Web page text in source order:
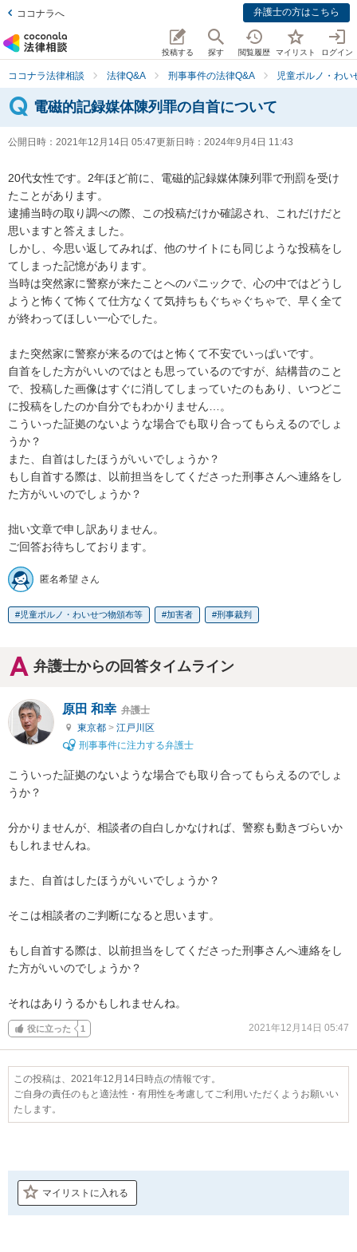
ココナラへ 弁護士の方はこちら
投稿する 探す 閲覧履歴 マイリスト ログイン
ココナラ法律相談 法律Q&A 刑事事件の法律Q&A 児童ポルノ・わ
電磁的記録媒体陳列罪の自首について
公開日時： 2021年12月14日 05:47更新日時： 2024年9月4日 11:43
20代女性です。2年ほど前に、電磁的記録媒体陳列罪で刑罰を受け
たことがあります。
逮捕当時の取り調べの際、この投稿だけか確認され、これだけだと
思いますと答えました。
しかし、今思い返してみれば、他のサイトにも同じような投稿をし
てしまった記憶があります。
当時は突然家に警察が来たことへのパニックで、心の中ではどうし
ようと怖くて怖くて仕方なくて気持ちもぐちゃぐちゃで、早く全て
が終わってほしい一心でした。
また突然家に警察が来るのではと怖くて不安でいっぱいです。
自首をした方がいいのではとも思っているのですが、結構昔のこと
で、投稿した画像はすぐに消してしまっていたのもあり、いつどこ
に投稿をしたのか自分でもわかりません…。
こういった証拠のないような場合でも取り合ってもらえるのでしょ
うか？
また、自首はしたほうがいいでしょうか？
もし自首する際は、以前担当をしてくださった刑事さんへ連絡をし
た方がいいのでしょうか？
拙い文章で申し訳ありません。
ご回答お待ちしております。
匿名希望 さん
児童ポルノ・わいせつ物頒布等 加害者 刑事裁判
弁護士からの回答タイムライン
原田 和幸 弁護士
東京都 > 江戸川区
刑事事件に注力する弁護士
こういった証拠のないような場合でも取り合ってもらえるのでしょ
うか？
分かりませんが、相談者の自白しかなければ、警察も動きづらいか
もしれませんね。
また、自首はしたほうがいいでしょうか？
そこは相談者のご判断になると思います。
もし自首する際は、以前担当をしてくださった刑事さんへ連絡をし
た方がいいのでしょうか？
それはありうるかもしれませんね。
役に立った 1 2021年12月14日 05:47
この投稿は、2021年12月14日時点の情報です。
ご自身の責任のもと適法性・有用性を考慮してご利用いただくようお願いい
たします。
マイリストに入れる